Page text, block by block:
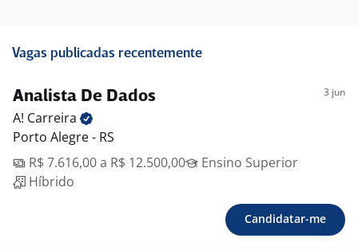
Vagas publicadas recentemente
Analista De Dados 3 jun
A! Carreira
Porto Alegre - RS
R$ 7.616,00 a R$ 12.500,00
Ensino Superior
Híbrido
Candidatar-me